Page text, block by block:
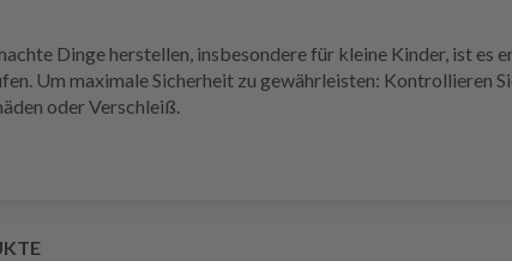
Dinge herstellen, insbesondere für kleine Kinder, ist
Um maximale Sicherheit zu gewährleisten: Kontrollieren
oder Verschleiß.